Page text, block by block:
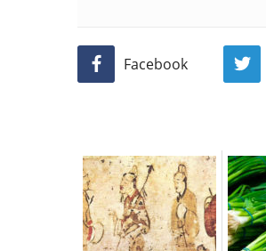
Facebook